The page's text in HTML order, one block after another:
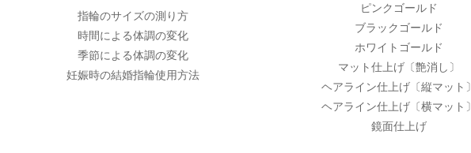
指輪のサイズの測り方
時間による体調の変化
季節による体調の変化
妊娠時の結婚指輪使用方法
ピンクゴールド
ブラックゴールド
ホワイトゴールド
マット仕上げ〔艶消し〕
ヘアライン仕上げ〔縦マット〕
ヘアライン仕上げ〔横マット〕
鏡面仕上げ